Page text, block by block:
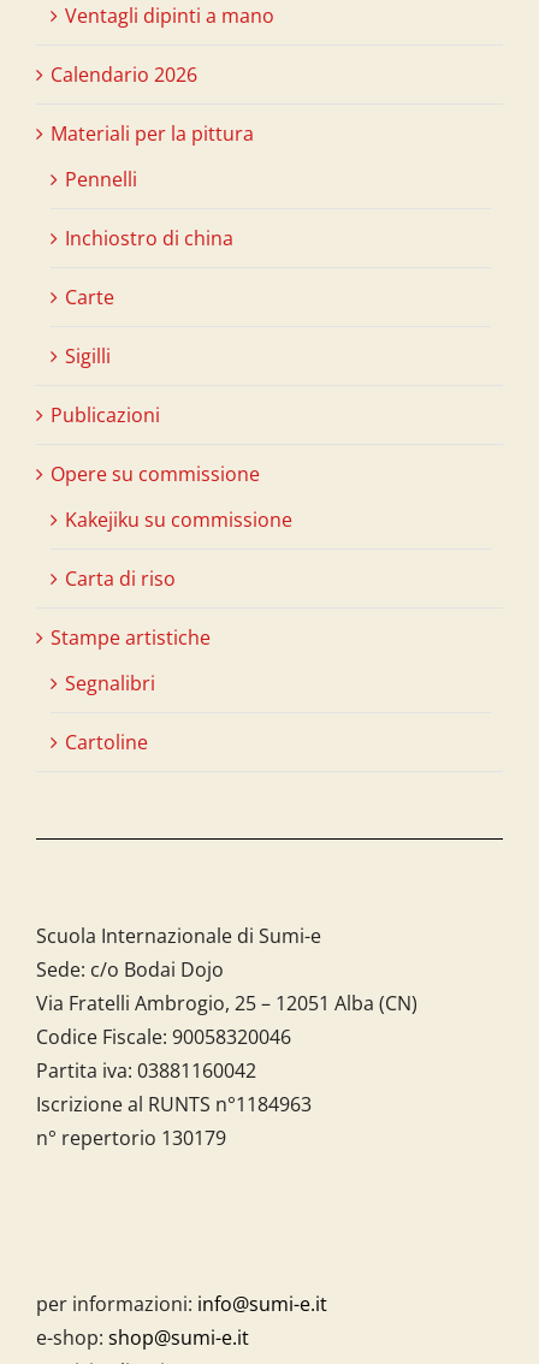
Ventagli dipinti a mano
Calendario 2026
Materiali per la pittura
Pennelli
Inchiostro di china
Carte
Sigilli
Publicazioni
Opere su commissione
Kakejiku su commissione
Carta di riso
Stampe artistiche
Segnalibri
Cartoline
Scuola Internazionale di Sumi-e
Sede: c/o Bodai Dojo
Via Fratelli Ambrogio, 25 – 12051 Alba (CN)
Codice Fiscale: 90058320046
Partita iva: 03881160042
Iscrizione al RUNTS n°1184963
n° repertorio 130179
per informazioni: info@sumi-e.it
e-shop: shop@sumi-e.it